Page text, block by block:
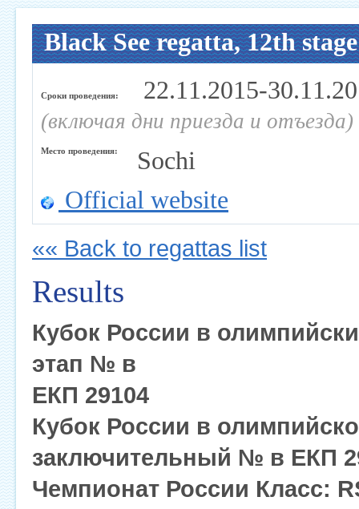
Black See regatta, 12th
Сроки проведения: 22.11.2015-
(включая дни приезда и отъезда)
Место проведения:
Sochi
Official website
«« Back to regattas list
Results
Кубок России в
этап № в
ЕКП 29104
Кубок России в
заключительный № в ЕКП
Чемпионат России Класс: